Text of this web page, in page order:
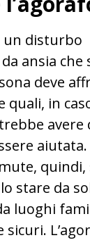
un disturbo
ansia che
deve
quali, in
avere
aiutata.
quindi,
stare da
luoghi
sicuri.